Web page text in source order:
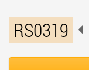
RS0319